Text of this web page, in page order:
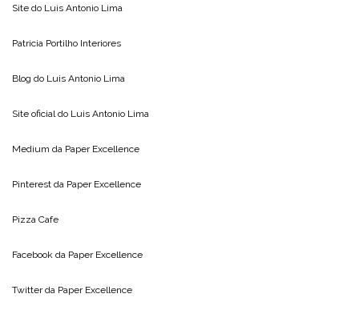
Site do Luis Antonio Lima
Patricia Portilho Interiores
Blog do Luis Antonio Lima
Site oficial do Luis Antonio Lima
Medium da Paper Excellence
Pinterest da Paper Excellence
Pizza Cafe
Facebook da Paper Excellence
Twitter da Paper Excellence